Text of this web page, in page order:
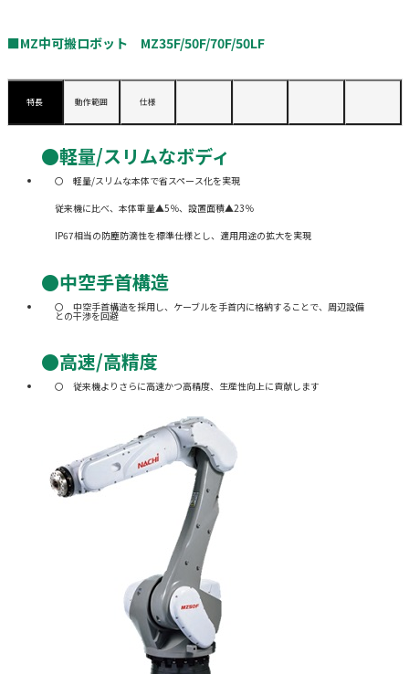
■MZ中可搬ロボット MZ35F/50F/70F/50LF
特長 動作範囲 仕様
●軽量/スリムなボディ
軽量/スリムな本体で省スペース化を実現
従来機に比べ、本体重量▲5％、設置面積▲23％
IP67相当の防塵防滴性を標準仕様とし、適用用途の拡大を実現
●中空手首構造
中空手首構造を採用し、ケーブルを手首内に格納することで、周辺設備
との干渉を回避
●高速/高精度
従来機よりさらに高速かつ高精度、生産性向上に貢献します